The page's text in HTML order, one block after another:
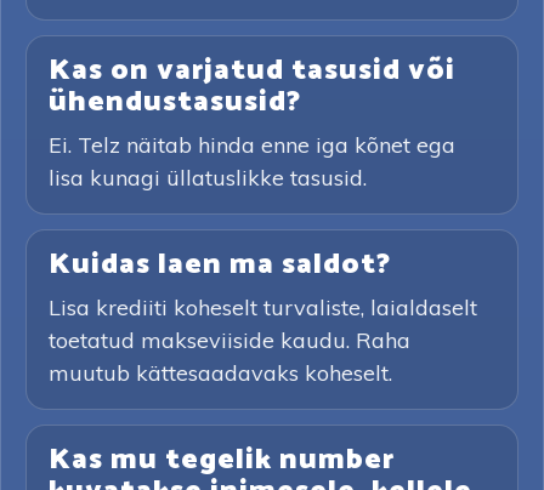
Kas on varjatud tasusid või
ühendustasusid?
Ei. Telz näitab hinda enne iga kõnet ega
lisa kunagi üllatuslikke tasusid.
Kuidas laen ma saldot?
Lisa krediiti koheselt turvaliste, laialdaselt
toetatud makseviiside kaudu. Raha
muutub kättesaadavaks koheselt.
Kas mu tegelik number